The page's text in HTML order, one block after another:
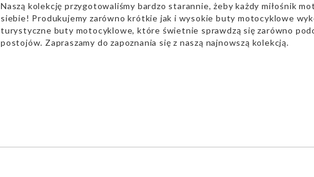
Naszą kolekcję przygotowaliśmy bardzo starannie, żeby każdy miłośnik
siebie! Produkujemy zarówno krótkie jak i wysokie buty motocyklowe
turystyczne buty motocyklowe, które świetnie sprawdzą się zarówno
postojów. Zapraszamy do zapoznania się z naszą najnowszą kolekcją.